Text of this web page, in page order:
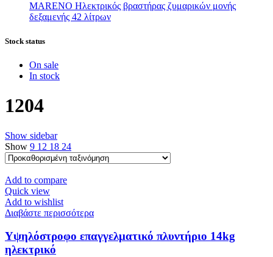
MARENO Ηλεκτρικός βραστήρας ζυμαρικών μονής
δεξαμενής 42 λίτρων
Stock status
On sale
In stock
1204
Show sidebar
Show 9 12 18 24
Add to compare
Quick view
Add to wishlist
Διαβάστε περισσότερα
Υψηλόστροφο επαγγελματικό πλυντήριο 14kg
ηλεκτρικό